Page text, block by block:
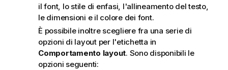
il font, lo stile di enfasi, l'allineamento del testo,
le dimensioni e il colore dei font.
È possibile inoltre scegliere fra una serie di
opzioni di layout per l'etichetta in
Comportamento layout. Sono disponibili le
opzioni seguenti: